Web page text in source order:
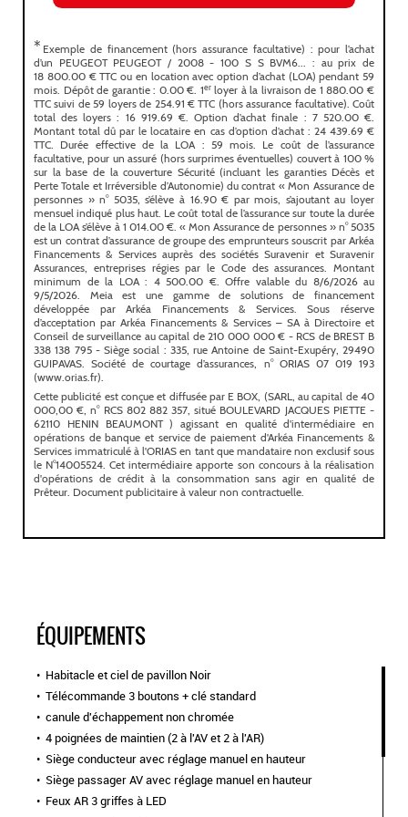
ÉQUIPEMENTS
Habitacle et ciel de pavillon Noir
Télécommande 3 boutons + clé standard
canule d'échappement non chromée
4 poignées de maintien (2 à l'AV et 2 à l'AR)
Siège conducteur avec réglage manuel en hauteur
Siège passager AV avec réglage manuel en hauteur
Feux AR 3 griffes à LED